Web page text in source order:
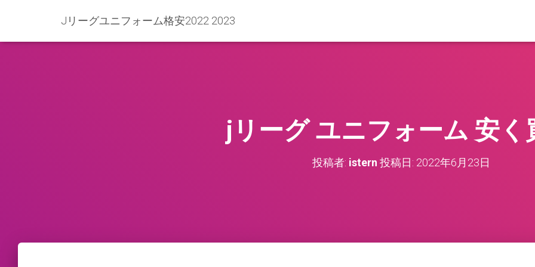
Jリーグユニフォーム格安2022 2023
jリーグ ユニフォーム 安く
投稿者: istern 投稿日: 2022年6月23日